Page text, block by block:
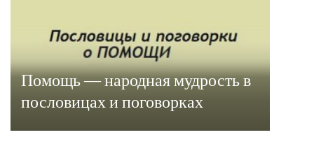
Помощь — народная мудрость в
пословицах и поговорках